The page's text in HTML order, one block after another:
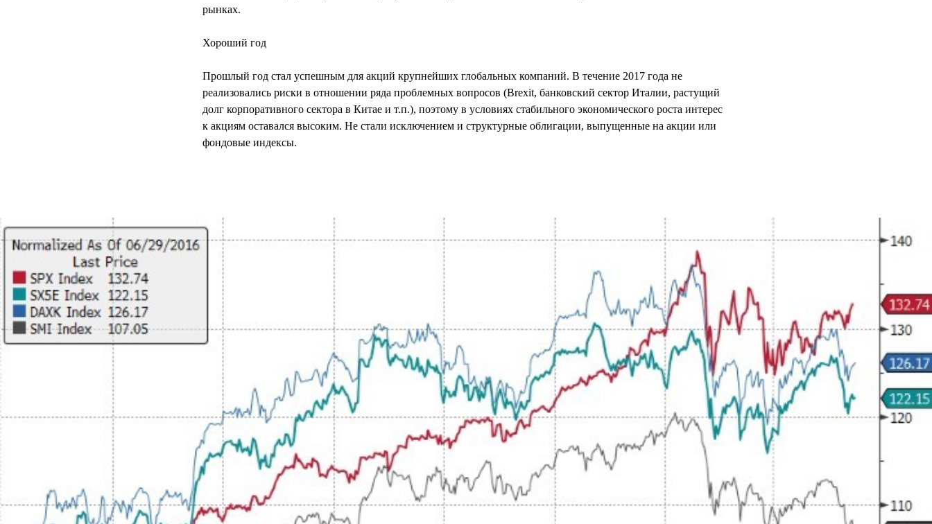
рынках.
Хороший год
Прошлый год стал успешным для акций крупнейших глобальных компаний. В течение 2017 года не
реализовались риски в отношении ряда проблемных вопросов (Brexit, банковский сектор Италии, растущий
долг корпоративного сектора в Китае и т.п.), поэтому в условиях стабильного экономического роста интерес
к акциям оставался высоким. Не стали исключением и структурные облигации, выпущенные на акции или
фондовые индексы.